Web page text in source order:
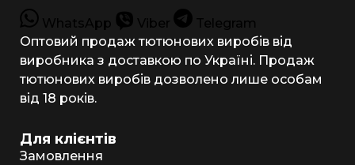
WhatsApp Viber
Telegram
Оптовий продаж тютюнових виробів від
виробника з доставкою по Україні. Продаж
тютюнових виробів дозволено лише особам
від 18 років.
Для клієнтів
Замовлення